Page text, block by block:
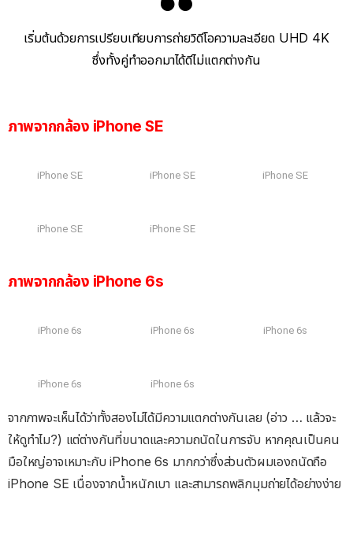
เริ่มต้นด้วยการเปรียบเทียบการถ่ายวิดีโอความละเอียด UHD 4K
ซึ่งทั้งคู่ทำออกมาได้ดีไม่แตกต่างกัน
ภาพจากกล้อง iPhone SE
iPhone SE iPhone SE iPhone SE
iPhone SE iPhone SE
ภาพจากกล้อง iPhone 6s
iPhone 6s iPhone 6s iPhone 6s
iPhone 6s iPhone 6s
จากภาพจะเห็นได้ว่าทั้งสองไม่ได้มีความแตกต่างกันเลย (อ่าว … แล้วจะ
ให้ดูทำไม?) แต่ต่างกันที่ขนาดและความถนัดในการจับ หากคุณเป็นคน
มือใหญ่อาจเหมาะกับ iPhone 6s มากกว่าซึ่งส่วนตัวผมเองถนัดถือ
iPhone SE เนื่องจากน้ำหนักเบา และสามารถพลิกมุมถ่ายได้อย่างง่าย